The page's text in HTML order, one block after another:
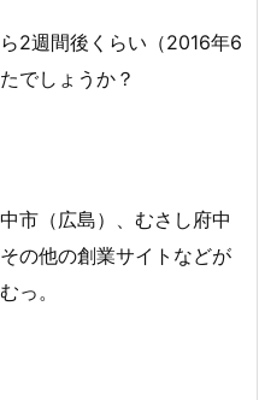
2週間後くらい（2016年6
でしょうか？
市（広島）、むさし府中
の他の創業サイトなどが
っ。